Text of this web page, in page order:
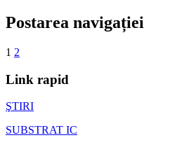
Postarea navigației
1 2
Link rapid
ŞTIRI
SUBSTRAT IC